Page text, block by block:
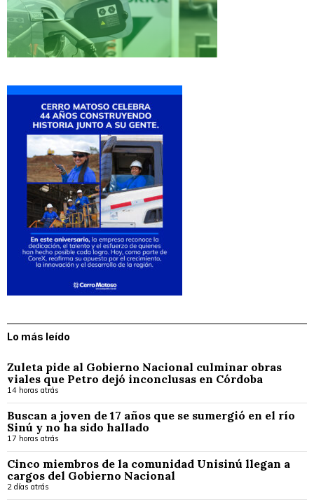
Lo más leído
Zuleta pide al Gobierno Nacional culminar obras
viales que Petro dejó inconclusas en Córdoba
14 horas atrás
Buscan a joven de 17 años que se sumergió en el río
Sinú y no ha sido hallado
17 horas atrás
Cinco miembros de la comunidad Unisinú llegan a
cargos del Gobierno Nacional
2 días atrás